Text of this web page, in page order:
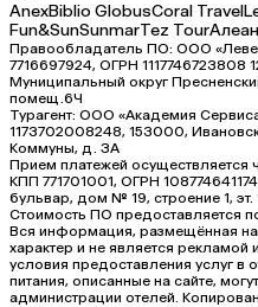
AnexBiblio GlobusCoral Travel
Fun&SunSunmarTez TourАлеан
Правообладатель ПО: ООО
7716697924, ОГРН 1117746723808
Муниципальный округ
помещ.6Ч
Турагент: ООО «Академия
1173702008248, 153000,
Коммуны, д. ЗА
Прием платежей
КПП 771701001, ОГРН
бульвар, дом № 19, строение 1,
Стоимость ПО предоставляется
Вся информация, размещённая
характер и не является
условия предоставления услуг в
питания, описанные на сайте,
администрации отелей.